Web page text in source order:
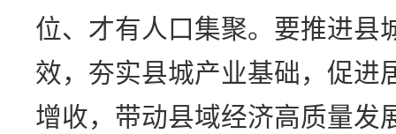
位、才有人口集聚。要推进县
效，夯实县城产业基础，促进
增收，带动县域经济高质量发